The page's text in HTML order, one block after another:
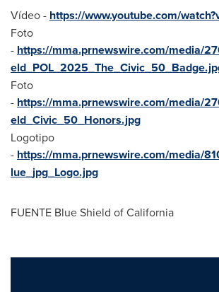
Vídeo - https://www.youtube.com/
Foto
- https://mma.prnewswire.com/media/
Foto
- https://mma.prnewswire.com/media/
eld_Civic_50_Honors.jpg
Logotipo
- https://mma.prnewswire.com/media/
lue_jpg_Logo.jpg
FUENTE Blue Shield ofCalifornia